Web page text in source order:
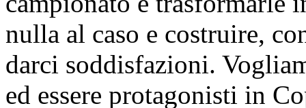
nulla al caso e costruire,
darci soddisfazioni.
ed essere protagonisti in